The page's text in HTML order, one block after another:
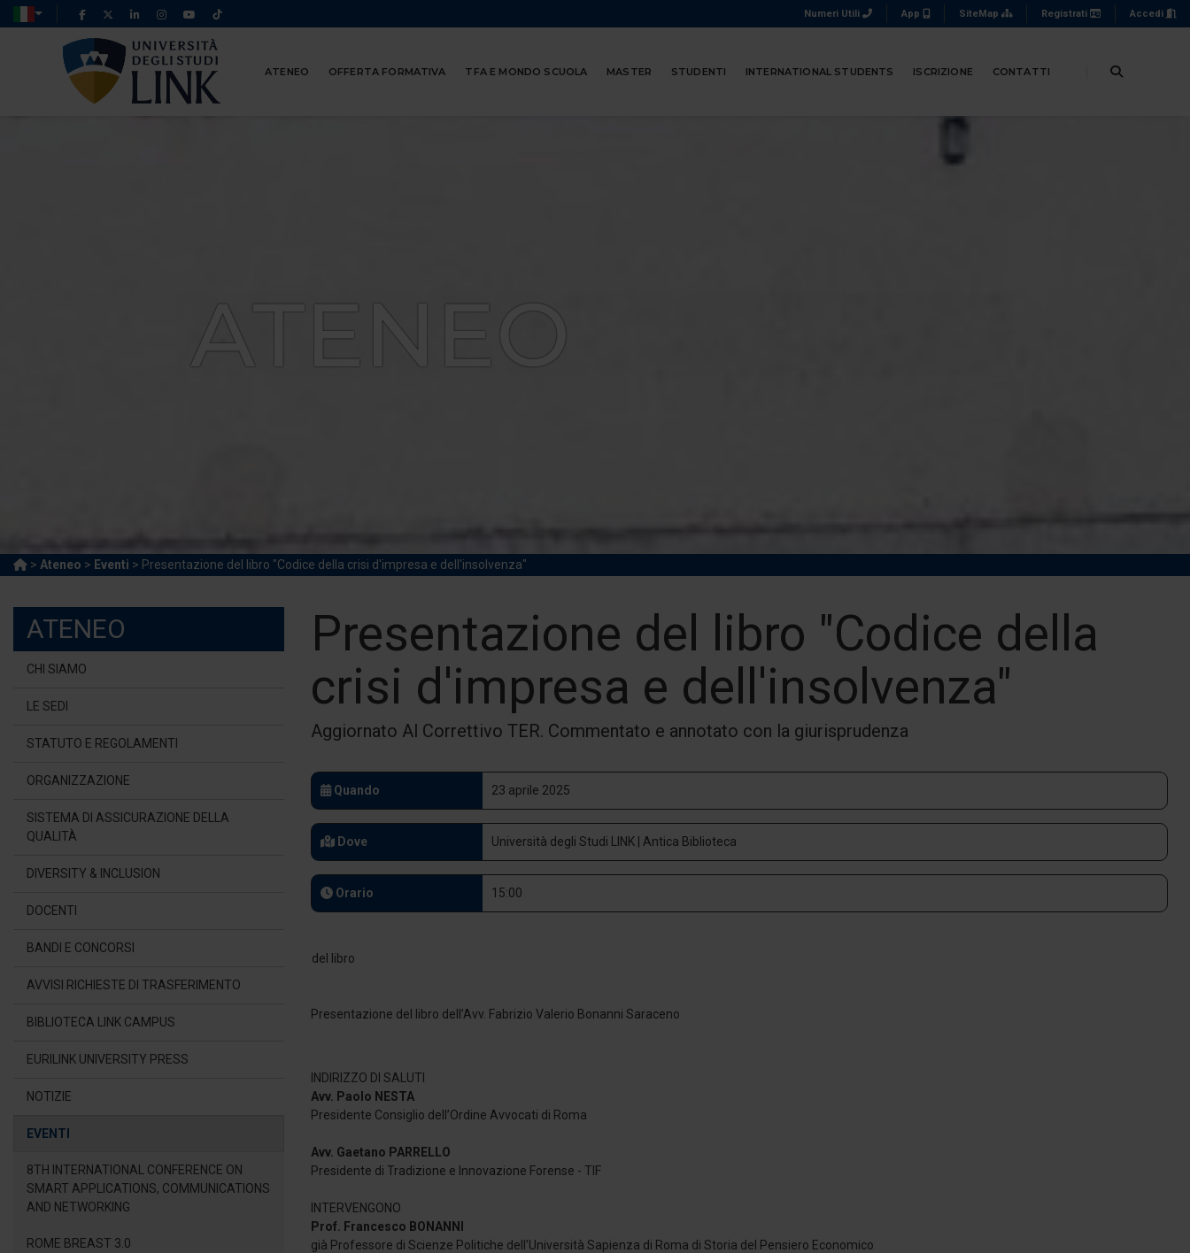
Numeri Utili App SiteMap Registrati Accedi
ATENEO OFFERTA FORMATIVA TFA E MONDO SCUOLA MASTER STUDENTI INTERNATIONAL STUDENTS ISCRIZIONE CONTATTI
ATENEO
> Ateneo > Eventi > Presentazione del libro "Codice della crisi d'impresa e dell'insolvenza"
ATENEO
CHI SIAMO
LE SEDI
STATUTO E REGOLAMENTI
ORGANIZZAZIONE
SISTEMA DI ASSICURAZIONE DELLA
QUALITÀ
DIVERSITY & INCLUSION
DOCENTI
BANDI E CONCORSI
AVVISI RICHIESTE DI TRASFERIMENTO
BIBLIOTECA LINK CAMPUS
EURILINK UNIVERSITY PRESS
NOTIZIE
EVENTI
8TH INTERNATIONAL CONFERENCE ON
SMART APPLICATIONS, COMMUNICATIONS
AND NETWORKING
ROME BREAST 3.0
Presentazione del libro "Codice della
crisi d'impresa e dell'insolvenza"
Aggiornato Al Correttivo TER. Commentato e annotato con la giurisprudenza
Quando 23 aprile 2025
Dove Università degli Studi LINK | Antica Biblioteca
Orario 15:00
Presentazione del libro dell’Avv. Fabrizio Valerio Bonanni Saraceno
INDIRIZZO DI SALUTI
Avv. Paolo NESTA
Presidente Consiglio dell’Ordine Avvocati di Roma
Avv. Gaetano PARRELLO
Presidente di Tradizione e Innovazione Forense - TIF
INTERVENGONO
Prof. Francesco BONANNI
già Professore di Scienze Politiche dell’Università Sapienza di Roma di Storia del Pensiero Economico